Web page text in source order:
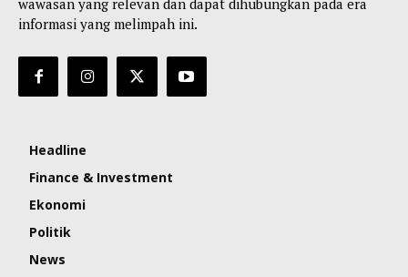
wawasan yang relevan dan dapat dihubungkan pada era
informasi yang melimpah ini.
Headline
Finance & Investment
Ekonomi
Politik
News